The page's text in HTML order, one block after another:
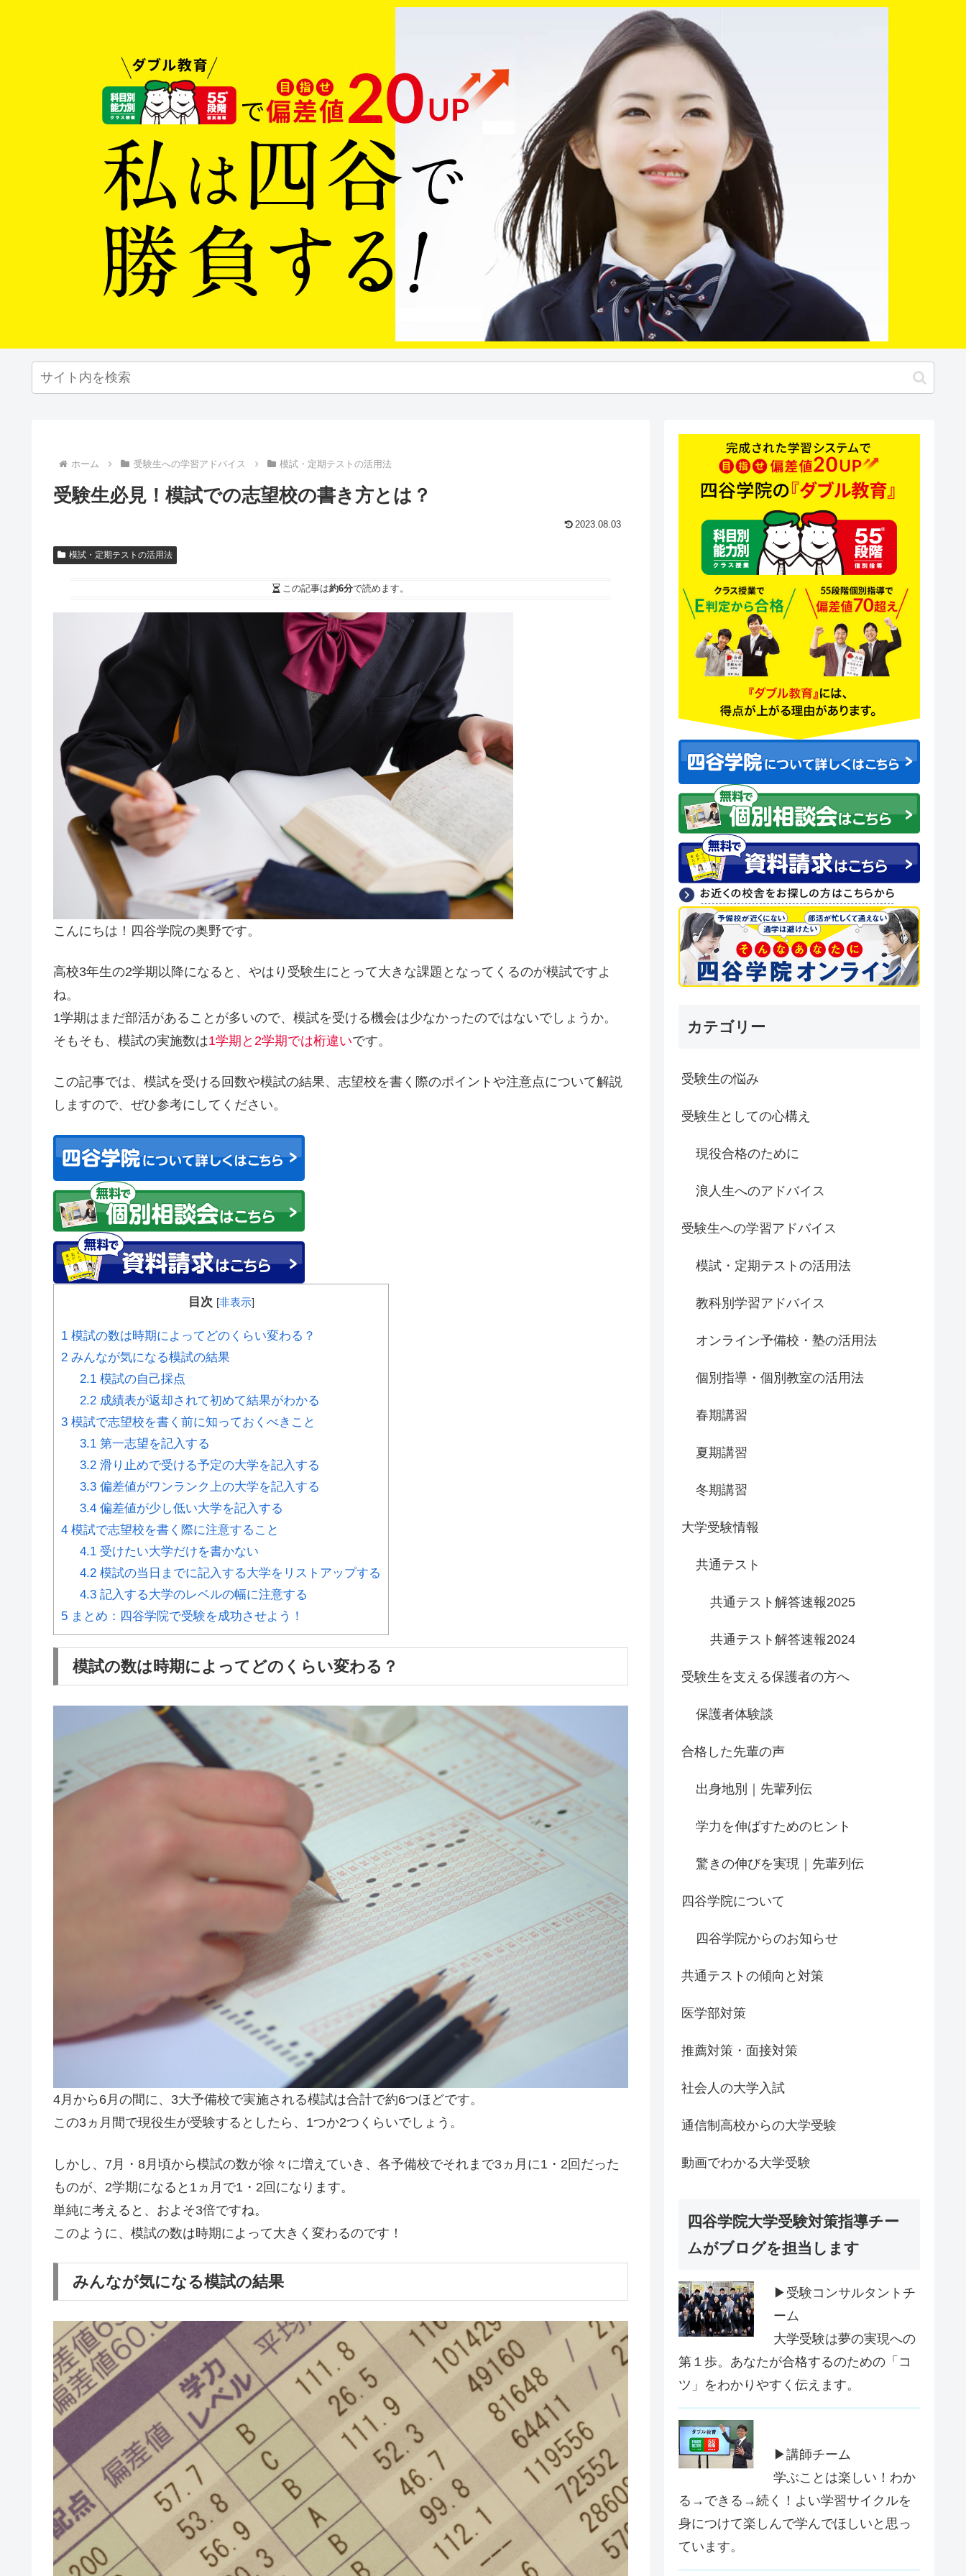
ホーム 受験生への学習アドバイス 模試・定期テストの活用法
受験生必見！模試での志望校の書き方とは？
2023.08.03
模試・定期テストの活用法
この記事は約6分で読めます。
こんにちは！四谷学院の奥野です。
高校3年生の2学期以降になると、やはり受験生にとって大きな課題となってくるのが模試ですよ
ね。
1学期はまだ部活があることが多いので、模試を受ける機会は少なかったのではないでしょうか。
そもそも、模試の実施数は1学期と2学期では桁違いです。
この記事では、模試を受ける回数や模試の結果、志望校を書く際のポイントや注意点について解説
しますので、ぜひ参考にしてください。
目次 [非表示]
1 模試の数は時期によってどのくらい変わる？
2 みんなが気になる模試の結果
2.1模試の自己採点
2.2成績表が返却されて初めて結果がわかる
3 模試で志望校を書く前に知っておくべきこと
3.1第一志望を記入する
3.2滑り止めで受ける予定の大学を記入する
3.3偏差値がワンランク上の大学を記入する
3.4偏差値が少し低い大学を記入する
4 模試で志望校を書く際に注意すること
4.1受けたい大学だけを書かない
4.2模試の当日までに記入する大学をリストアップする
4.3記入する大学のレベルの幅に注意する
5 まとめ：四谷学院で受験を成功させよう！
模試の数は時期によってどのくらい変わる？
4月から6月の間に、3大予備校で実施される模試は合計で約6つほどです。
この3ヵ月間で現役生が受験するとしたら、1つか2つくらいでしょう。
しかし、7月・8月頃から模試の数が徐々に増えていき、各予備校でそれまで3ヵ月に1・2回だった
ものが、2学期になると1ヵ月で1・2回になります。
単純に考えると、およそ3倍ですね。
このように、模試の数は時期によって大きく変わるのです！
みんなが気になる模試の結果
カテゴリー
受験生の悩み
受験生としての心構え
現役合格のために
浪人生へのアドバイス
受験生への学習アドバイス
模試・定期テストの活用法
教科別学習アドバイス
オンライン予備校・塾の活用法
個別指導・個別教室の活用法
春期講習
夏期講習
冬期講習
大学受験情報
共通テスト
共通テスト解答速報2025
共通テスト解答速報2024
受験生を支える保護者の方へ
保護者体験談
合格した先輩の声
出身地別｜先輩列伝
学力を伸ばすためのヒント
驚きの伸びを実現｜先輩列伝
四谷学院について
四谷学院からのお知らせ
共通テストの傾向と対策
医学部対策
推薦対策・面接対策
社会人の大学入試
通信制高校からの大学受験
動画でわかる大学受験
四谷学院大学受験対策指導チー
ムがブログを担当します
▶受験コンサルタントチ
ーム
大学受験は夢の実現への
第１歩。あなたが合格するのための「コ
ツ」をわかりやすく伝えます。
▶講師チーム
学ぶことは楽しい！わか
る→できる→続く！よい学習サイクルを
身につけて楽しんで学んでほしいと思っ
ています。